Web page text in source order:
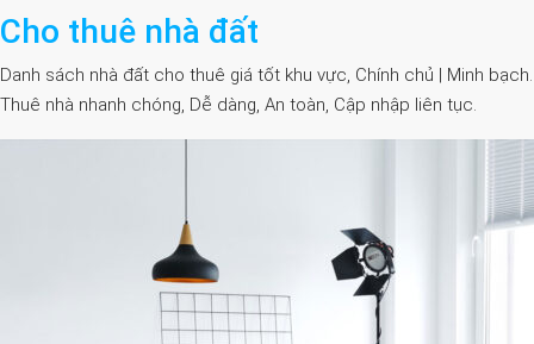
Cho thuê nhà đất
Danh sách nhà đất cho thuê giá tốt khu vực, Chính chủ | Minh bạch.
Thuê nhà nhanh chóng, Dễ dàng, An toàn, Cập nhập liên tục.